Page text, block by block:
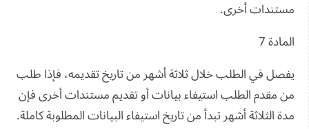
مستندات أخرى.
المادة 7
يفصل في الطلب خلال ثلاثة أشهر من تاريخ تقديمه، فإذا طلب
من مقدم الطلب استيفاء بيانات أو تقديم مستندات أخرى فإن
مدة الثلاثة أشهر تبدأ من تاريخ استيفاء البيانات المطلوبة كاملة.